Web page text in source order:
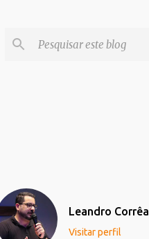
Leandro Corrêa
Visitar perfil